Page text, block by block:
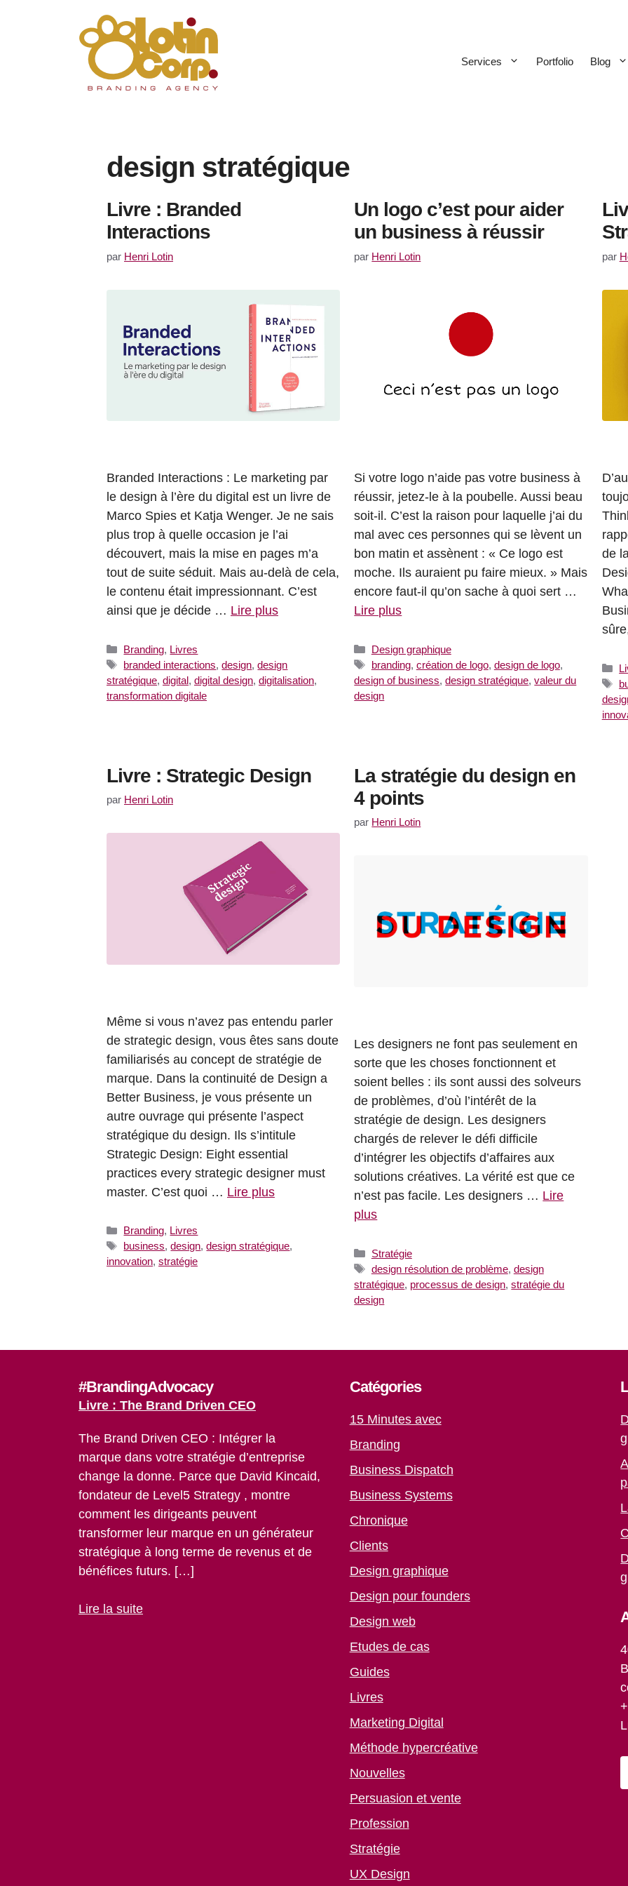
Services Portfolio Blog
design stratégique
Livre : Branded
Interactions
par Henri Lotin
Branded Interactions : Le marketing par
le design à l’ère du digital est un livre de
Marco Spies et Katja Wenger. Je ne sais
plus trop à quelle occasion je l’ai
découvert, mais la mise en pages m’a
tout de suite séduit. Mais au-delà de cela,
le contenu était impressionnant. C’est
ainsi que je décide … Lire plus
Catégories
Branding, Livres
Étiquettes
branded interactions,design,design
stratégique, digital, digital design, digitalisation,
transformation digitale
Un logo c’est pour aider
un business à réussir
par Henri Lotin
Si votre logo n’aide pas votre business à
réussir, jetez-le à la poubelle. Aussi beau
soit-il. C’est la raison pour laquelle j’ai du
mal avec ces personnes qui se lèvent un
bon matin et assènent : « Ce logo est
moche. Ils auraient pu faire mieux. » Mais
encore faut-il qu’on sache à quoi sert …
Lire plus
Catégories
Design graphique
Étiquettes
branding, création de logo, design de logo,
design of business,design stratégique,valeur du
design
par
de
Livre : Strategic Design
par Henri Lotin
Même si vous n’avez pas entendu parler
de strategic design, vous êtes sans doute
familiarisés au concept de stratégie de
marque. Dans la continuité de Design a
Better Business, je vous présente un
autre ouvrage qui présente l’aspect
stratégique du design. Ils s’intitule
Strategic Design: Eight essential
practices every strategic designer must
master. C’est quoi … Lire plus
Catégories
Branding, Livres
Étiquettes
business,design,design stratégique,
innovation, stratégie
La stratégie du design en
4 points
par Henri Lotin
Les designers ne font pas seulement en
sorte que les choses fonctionnent et
soient belles : ils sont aussi des solveurs
de problèmes, d’où l’intérêt de la
stratégie de design. Les designers
chargés de relever le défi difficile
d’intégrer les objectifs d’affaires aux
solutions créatives. La vérité est que ce
n’est pas facile. Les designers … Lire
plus
Catégories
Stratégie
Étiquettes
design résolution de problème, design
stratégique, processus de design,stratégie du
design
#BrandingAdvocacy
Livre : The Brand Driven CEO
The Brand Driven CEO : Intégrer la
marque dans votre stratégie d’entreprise
change la donne. Parce que David Kincaid,
fondateur de Level5 Strategy , montre
comment les dirigeants peuvent
transformer leur marque en un générateur
stratégique à long terme de revenus et de
bénéfices futurs. […]
Lire la suite
Catégories
15 Minutes avec
Branding
Business Dispatch
Business Systems
Chronique
Clients
Design graphique
Design pour founders
Design web
Etudes de cas
Guides
Livres
Marketing Digital
Méthode hypercréative
Nouvelles
Persuasion et vente
Profession
Stratégie
UX Design